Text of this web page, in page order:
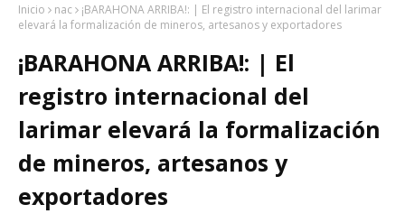
Inicio nac
¡BARAHONA ARRIBA!: | El registro internacional del larimar
elevará la formalización de mineros, artesanos y exportadores
¡BARAHONA ARRIBA!: | El
registro internacional del
larimar elevará la formalización
de mineros, artesanos y
exportadores